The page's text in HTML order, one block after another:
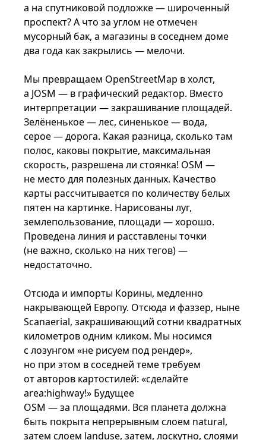
а на спутниковой подложке — широченный
проспект? А что за углом не отмечен
мусорный бак, а магазины в соседнем доме
два года как закрылись — мелочи.
Мы превращаем OpenStreetMap в холст,
а JOSM — в графический редактор. Вместо
интерпретации — закрашивание площадей.
Зелёненькое — лес, синенькое — вода,
серое — дорога. Какая разница, сколько там
полос, каковы покрытие, максимальная
скорость, разрешена ли стоянка! OSM —
не место для полезных данных. Качество
карты рассчитывается по количеству белых
пятен на картинке. Нарисованы луг,
землепользование, площади — хорошо.
Проведена линия и расставлены точки
(не важно, сколько на них тегов) —
недостаточно.
Отсюда и импорты Корины, медленно
накрывающей Европу. Отсюда и фаззер, ныне
Scanaerial, закрашивающий сотни квадратных
километров одним кликом. Мы носимся
с лозунгом «не рисуем под рендер»,
но при этом в соседней теме требуем
от авторов картостилей: «сделайте
area:highway!» Будущее
OSM — за площадями. Вся планета должна
быть покрыта непрерывным слоем natural,
затем слоем landuse, затем, лоскутно, слоями